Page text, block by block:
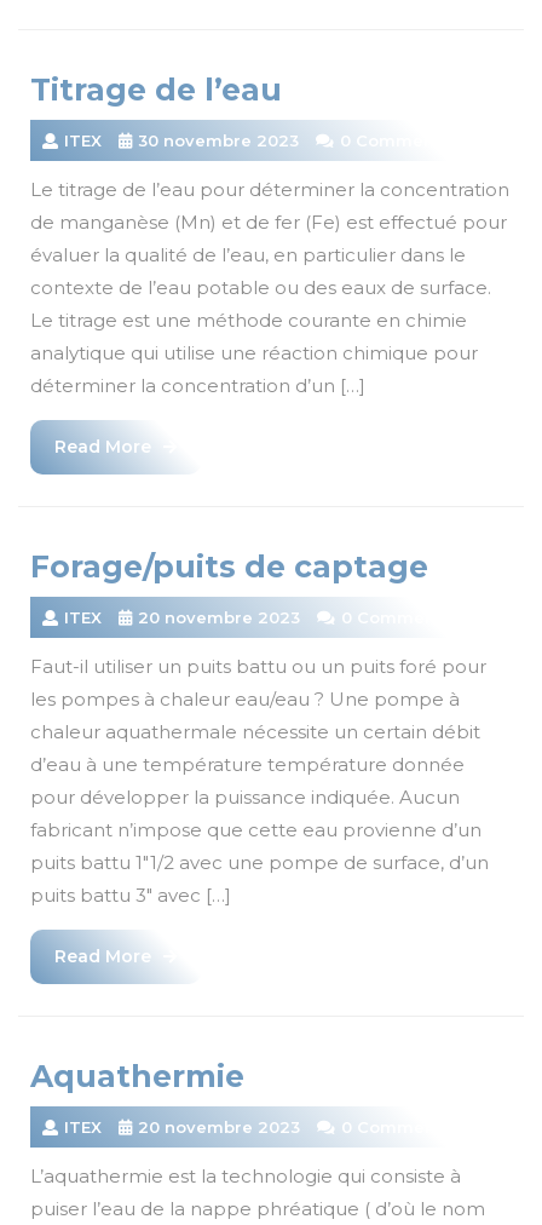
Titrage de l’eau
ITEX 30 novembre 2023 0 Comments
Le titrage de l’eau pour déterminer la concentration
de manganèse (Mn) et de fer (Fe) est effectué pour
évaluer la qualité de l’eau, en particulier dans le
contexte de l’eau potable ou des eaux de surface.
Le titrage est une méthode courante en chimie
analytique qui utilise une réaction chimique pour
déterminer la concentration d’un […]
Read More
More
Forage/puits de captage
ITEX 20 novembre 2023 0 Comments
Faut-il utiliser un puits battu ou un puits foré pour
les pompes à chaleur eau/eau ? Une pompe à
chaleur aquathermale nécessite un certain débit
d’eau à une température température donnée
pour développer la puissance indiquée. Aucun
fabricant n’impose que cette eau provienne d’un
puits battu 1″1/2 avec une pompe de surface, d’un
puits battu 3″ avec […]
Read More
More
Aquathermie
ITEX 20 novembre 2023 0 Comments
L’aquathermie est la technologie qui consiste à
puiser l’eau de la nappe phréatique ( d’où le nom